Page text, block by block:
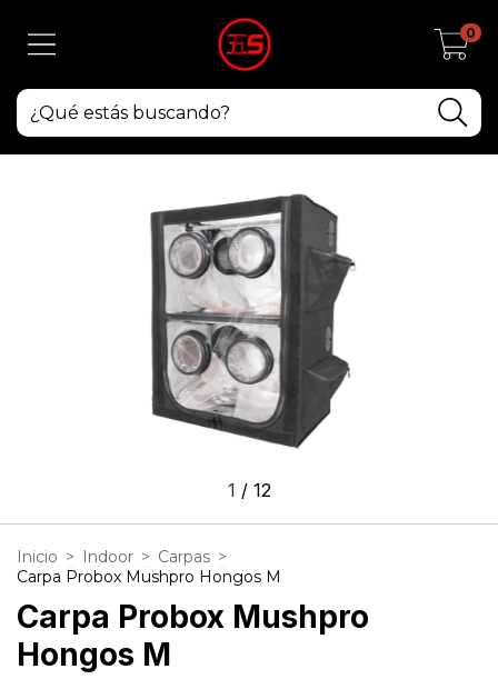
0
1 / 12
Inicio > Indoor > Carpas >
Carpa Probox Mushpro Hongos M
Carpa Probox Mushpro
Hongos M